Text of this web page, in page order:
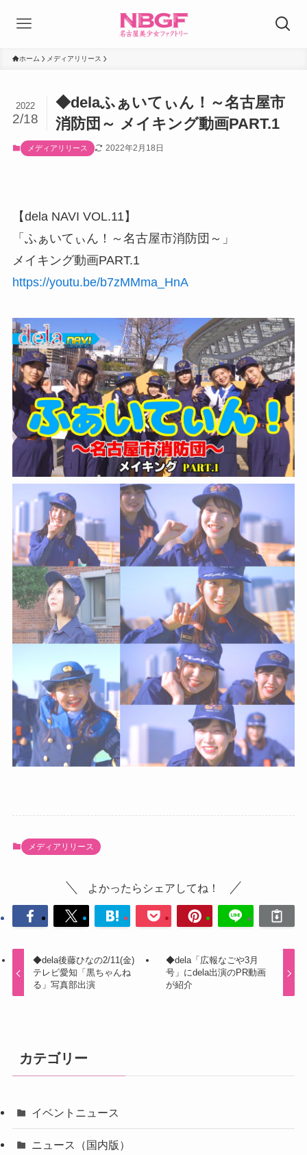
ホーム メディアリリース
◆delaふぁいてぃん！～名古屋市
消防団～ メイキング動画PART.1
2022
2/18
メディアリリース 2022年2月18日
【dela NAVI VOL.11】
「ふぁいてぃん！～名古屋市消防団～」
メイキング動画PART.1
https://youtu.be/b7zMMma_HnA
メディアリリース
よかったらシェアしてね！
◆dela後藤ひなの2/11(金)
テレビ愛知「黒ちゃんね
る」写真部出演
◆dela「広報なごや3月
号」にdela出演のPR動画
が紹介
カテゴリー
イベントニュース
ニュース（国内版）